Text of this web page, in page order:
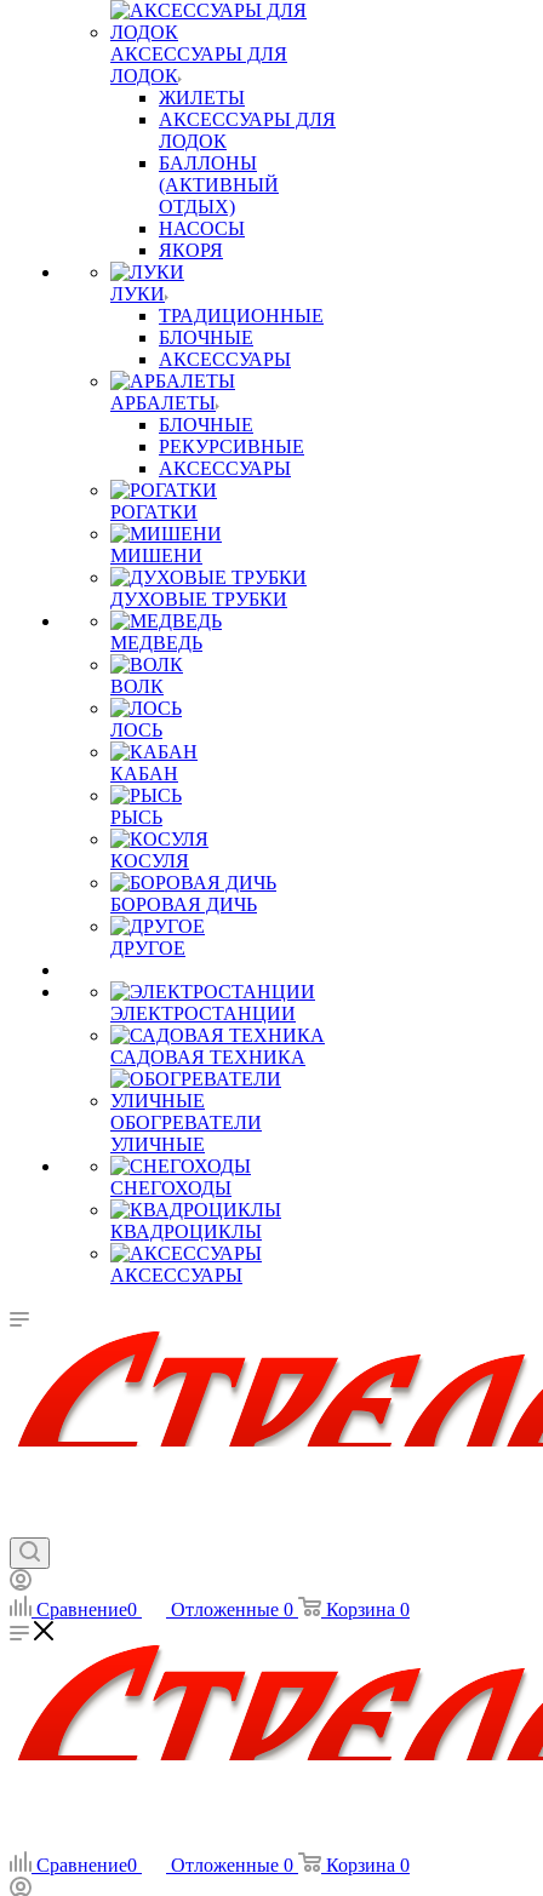
АКСЕССУАРЫ ДЛЯ
ЛОДОК
ЖИЛЕТЫ
АКСЕССУАРЫ ДЛЯ
ЛОДОК
БАЛЛОНЫ
(АКТИВНЫЙ
ОТДЫХ)
НАСОСЫ
ЯКОРЯ
ЛУКИ
ТРАДИЦИОННЫЕ
БЛОЧНЫЕ
АКСЕССУАРЫ
АРБАЛЕТЫ
БЛОЧНЫЕ
РЕКУРСИВНЫЕ
АКСЕССУАРЫ
РОГАТКИ
МИШЕНИ
ДУХОВЫЕ ТРУБКИ
МЕДВЕДЬ
ВОЛК
ЛОСЬ
КАБАН
РЫСЬ
КОСУЛЯ
БОРОВАЯ ДИЧЬ
ДРУГОЕ
ЭЛЕКТРОСТАНЦИИ
САДОВАЯ ТЕХНИКА
ОБОГРЕВАТЕЛИ
УЛИЧНЫЕ
СНЕГОХОДЫ
КВАДРОЦИКЛЫ
АКСЕССУАРЫ
Сравнение0 Отложенные 0 Корзина 0
Сравнение0 Отложенные 0 Корзина 0